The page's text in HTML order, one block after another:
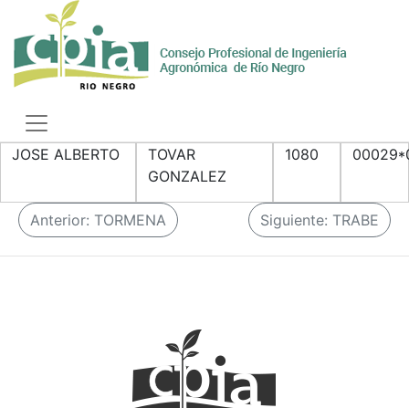
to
content
Toggle
navigation
JOSE ALBERTO
TOVAR
GONZALEZ
1080
N
a
Anterior: TORMENA Siguiente: TRABE